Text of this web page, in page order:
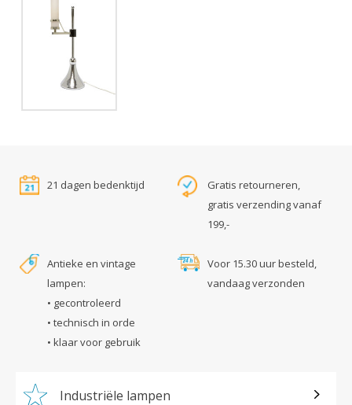
21 dagen bedenktijd
Gratis retourneren,
gratis verzending vanaf
199,-
Antieke en vintage
lampen:
• gecontroleerd
• technisch in orde
• klaar voor gebruik
Voor 15.30 uur besteld,
vandaag verzonden
Industriële lampen